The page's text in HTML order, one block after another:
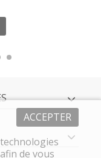
ACCEPTER
de vous